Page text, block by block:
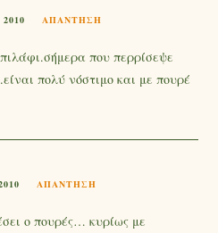
ΑΠΆΝΤΗΣΗ
που περρίσεψε
πολύ νόστιμο και με πουρέ
ΑΠΆΝΤΗΣΗ
ο πουρές… κυρίως με